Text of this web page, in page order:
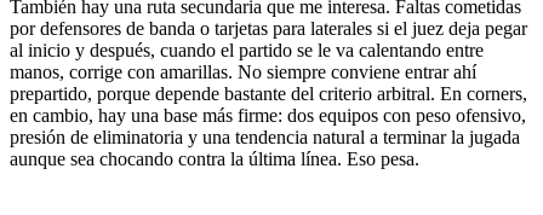
También hay una ruta secundaria que me interesa. Faltas cometidas
por defensores de banda o tarjetas para laterales si el juez deja pegar
al inicio y después, cuando el partido se le va calentando entre
manos, corrige con amarillas. No siempre conviene entrar ahí
prepartido, porque depende bastante del criterio arbitral. En corners,
en cambio, hay una base más firme: dos equipos con peso ofensivo,
presión de eliminatoria y una tendencia natural a terminar la jugada
aunque sea chocando contra la última línea. Eso pesa.